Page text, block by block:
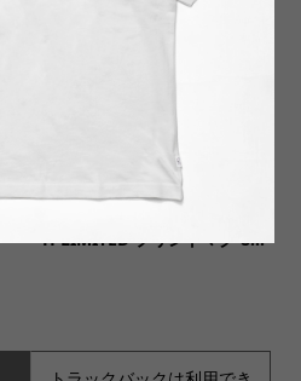
【DINEX(ダイネックス)】Pri
nted 8ozMUG LIME ON DIS
H LIMITED プリントマグ 8...